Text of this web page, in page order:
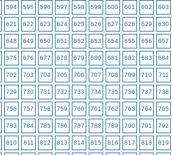
594 595 596 597 598 599 600 601 602 603
621 622 623 624 625 626 627 628 629 630
648 649 650 651 652 653 654 655 656 657
675 676 677 678 679 680 681 682 683 684
702 703 704 705 706 707 708 709 710 711
729 730 731 732 733 734 735 736 737 738
756 757 758 759 760 761 762 763 764 765
783 784 785 786 787 788 789 790 791 792
810 811 812 813 814 815 816 817 818 819